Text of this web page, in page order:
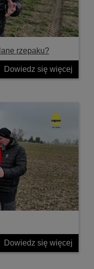
rzepaku?
Dowiedz się więcej
Dowiedz się więcej